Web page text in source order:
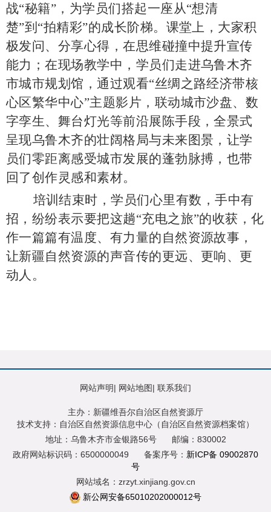
战“秘籍”，为学员们搭起一座从“想清
楚”到“拍精彩”的成长阶梯。课堂上，大家积
极发问、分享心得，在思维碰撞中提升宣传
能力；在现场教学中，学员们走进乌鲁木齐
市城市规划馆，通过观看“丝绸之路经济带核
心区繁华中心”主题影片，联动城市沙盘、数
字孪生、舞台灯光等前沿展陈手段，全景式
呈现乌鲁木齐的壮阔格局与未来图景，让学
员们零距离感受城市发展的蓬勃脉搏，也带
回了创作灵感和素材。
培训结束时，学员们心里有数，手中有
招，纷纷表示要把这趟“充电之旅”的收获，化
作一篇篇有温度、有力量的自然资源故事，
让新疆自然资源的声音传的更远、更响、更
动人。
网站声明| 网站地图| 联系我们
主办：新疆维吾尔自治区自然资源厅
技术支持：自治区自然资源信息中心（自治区自然资源档案馆）
地址：乌鲁木齐市金银路56号
邮编：830002
政府网站标识码：6500000049
备案序号： 新ICP备 09002870
号
网站域名：zrzyt.xinjiang.gov.cn
新公网安备65010202000012号